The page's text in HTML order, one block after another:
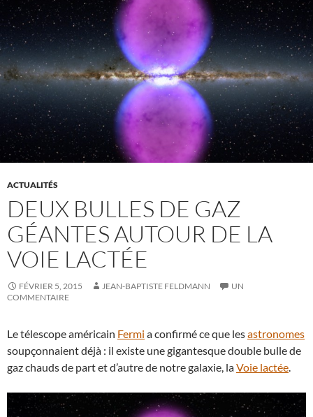
ACTUALITÉS
DEUX BULLES DE GAZ
GÉANTES AUTOUR DE LA
VOIE LACTÉE
FÉVRIER 5, 2015 JEAN-BAPTISTE FELDMANN
UN
COMMENTAIRE
Le télescope américain Fermi a confirmé ce que lesastronomes
soupçonnaient déjà : il existe une gigantesque double bulle de
gaz chauds de part et d’autre de notre galaxie, laVoie lactée.